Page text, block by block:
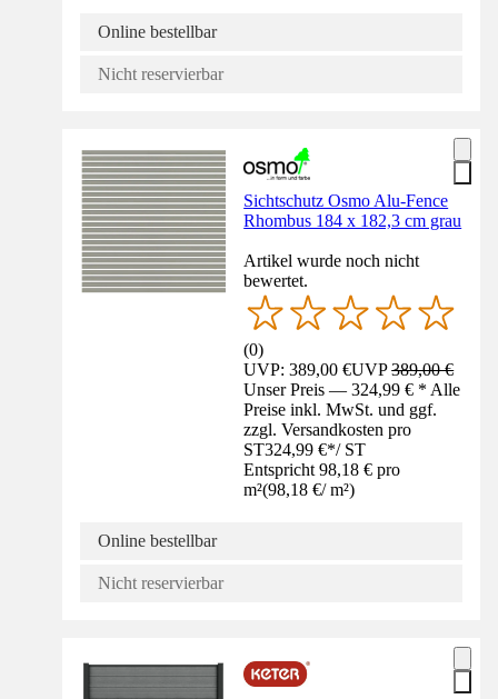
Online bestellbar
Nicht reservierbar
Sichtschutz Osmo Alu-Fence
Rhombus 184 x 182,3 cm grau
Artikel wurde noch nicht
bewertet.
(0)
UVP: 389,00 €UVP389,00 €
Unser Preis — 324,99 € * Alle
Preise inkl. MwSt. und ggf.
zzgl. Versandkosten pro
ST324,99 €*/ ST
Entspricht 98,18 € pro
m²(98,18 €/ m²)
Online bestellbar
Nicht reservierbar